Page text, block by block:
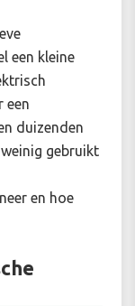
een kleine
een
duizenden
gebruikt
en hoe